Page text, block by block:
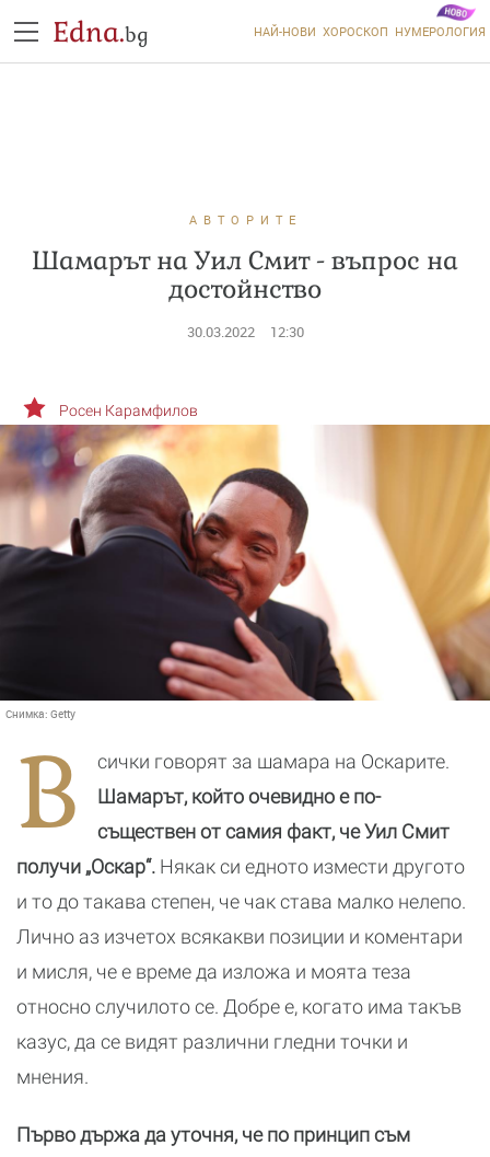
Edna.bg НАЙ-НОВИ ХОРОСКОП НУМЕРОЛОГИЯ
АВТОРИТЕ
Шамарът на Уил Смит - въпрос на
достойнство
30.03.2022 12:30
Снимка: Getty
Росен Карамфилов
В
сички говорят за шамара на Оскарите.
Шамарът, който очевидно е по-
съществен от самия факт, че Уил Смит
получи „Оскар“. Някак си едното измести другото
и то до такава степен, че чак става малко нелепо.
Лично аз изчетох всякакви позиции и коментари
и мисля, че е време да изложа и моята теза
относно случилото се. Добре е, когато има такъв
казус, да се видят различни гледни точки и
мнения.
Първо държа да уточня, че по принцип съм